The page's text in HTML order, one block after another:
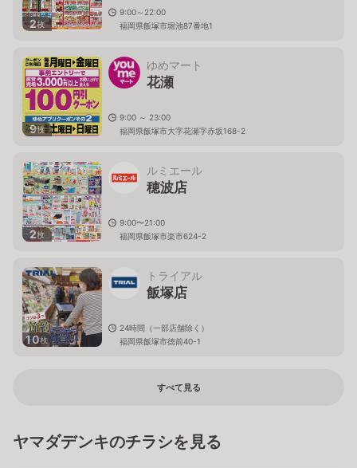
2枚
9:00～22:00
福岡県飯塚市堀池87番地1
9枚
ゆめマート
花瀬
9:00 ～ 23:00
福岡県飯塚市大字花瀬字赤坂168-2
2枚
ルミエール
穂波店
9:00〜21:00
福岡県飯塚市楽市624-2
10枚
トライアル
飯塚店
24時間（一部店舗除く）
福岡県飯塚市徳前40-1
すべて見る
ヤマダデンキのチラシを見る